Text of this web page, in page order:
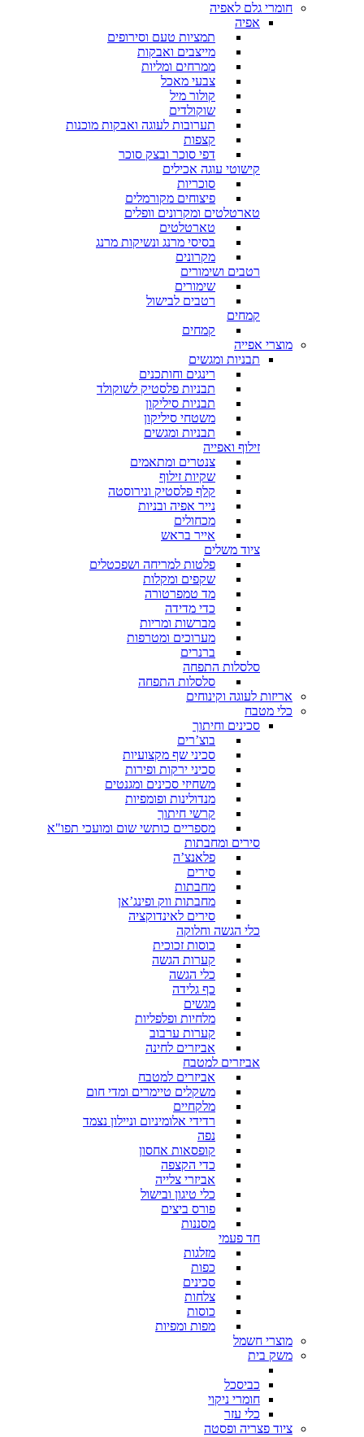
חומרי גלם לאפיה
אפיה
תמציות טעם וסירופים
מייצבים ואבקות
ממרחים ומליות
צבעי מאכל
קולור מיל
שוקולדים
תערובות לעוגה ואבקות מוכנות
קצפות
דפי סוכר ובצק סוכר
קישוטי עוגה אכילים
סוכריות
פיצוחים מקורמלים
טארטלטים ומקרונים וופלים
טארטלטים
בסיסי מרנג ונשיקות מרנג
מקרונים
רטבים ושימורים
שימורים
רטבים לבישול
קמחים
קמחים
מוצרי אפייה
תבניות ומגשים
רינגים וחותכנים
תבניות פלסטיק לשוקולד
תבניות סיליקון
משטחי סיליקון
תבניות ומגשים
זילוף ואפייה
צנטרים ומתאמים
שקיות זילוף
קלף פלסטיק ונירוסטה
נייר אפיה ובניות
מכחולים
אייר בראש
ציוד משלים
פלטות למריחה ושפכטלים
שקפים ומקלות
מד טמפרטורה
כדי מדידה
מברשות ומריות
מערוכים ומטרפות
ברנרים
סלסלות התפחה
סלסלות התפחה
אריזות לעוגה וקינוחים
כלי מטבח
סכינים וחיתוך
בוצ’רים
סכיני שף מקצועיות
סכיני ירקות ופירות
משחיזי סכינים ומגנטים
מנדולינות ופומפיות
קרשי חיתוך
מספריים כותשי שום ומועכי תפו"א
סירים ומחבתות
פלאנצ’ה
סירים
מחבתות
מחבתות ווק ופינג’אן
סירים לאינדוקציה
כלי הגשה וחלוקה
כוסות זכוכית
קערות הגשה
כלי הגשה
כף גלידה
מגשים
מלחיות ופלפליות
קערות ערבוב
אביזרים לחינה
אביזרים למטבח
אביזרים למטבח
משקלים טיימרים ומדי חום
מלקחיים
רדידי אלומיניום וניילון נצמד
נפה
קופסאות אחסון
כדי הקצפה
אביזרי צלייה
כלי טיגון ובישול
פורס ביצים
מסננות
חד פעמי
מזלגות
כפות
סכינים
צלחות
כוסות
מפות ומפיות
מוצרי חשמל
משק בית
כביסכל
חומרי ניקוי
כלי עזר
ציוד פצריה ופסטה